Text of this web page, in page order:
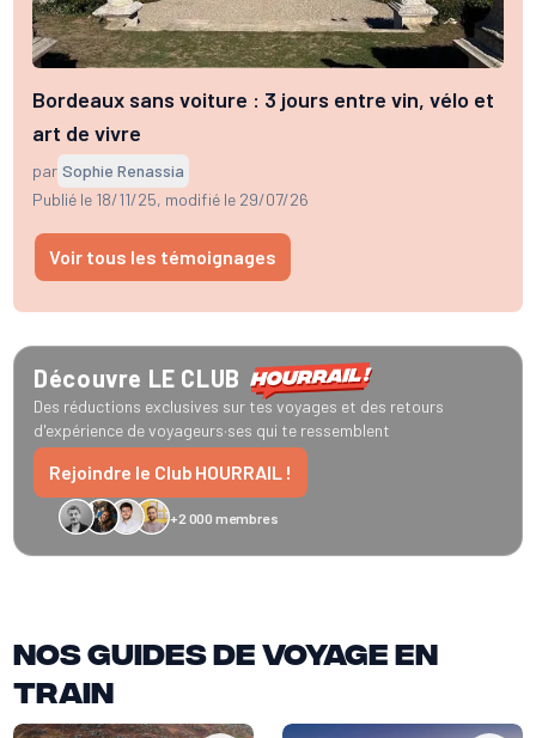
Bordeaux sans voiture : 3 jours entre vin, vélo et
art de vivre
par Sophie Renassia
Publié le 18/11/25, modifié le 29/07/26
Voir tous les témoignages
Découvre LE CLUB
Des réductions exclusives sur tes voyages et des retours
d'expérience de voyageurs·ses qui te ressemblent
Rejoindre le Club HOURRAIL !
+2 000 membres
Nos guides de voyage en
train